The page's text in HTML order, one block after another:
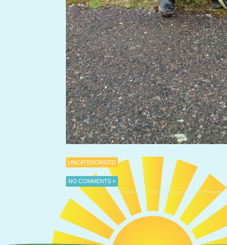
UNCATEGORIZED
NO COMMENTS »